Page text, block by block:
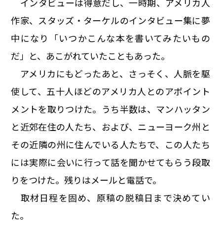
インタビューは得意だし、一時期、アメリカ人
作家、スタッズ・ターケルのインタビュー集に夢
中になり「いつかこんな本を書いてみたいもの
だ」と、あこがれていたこともあった。
アメリカにもどったあと、さっそく、人脈を駆
使して、五十人ほどのアメリカ人とのアポイント
メントを取りつけた。うち半数は、マンハッタン
と近郊在住の人たち、および、ニューヨーク州と
その近隣の州に住んでいる人たちで、この人たち
には実際に会いに行って話を聞かせてもらう段取
りをつけた。残りはメールと電話で。
取材日程を固め、原稿の脱稿日まで決めてい
た。